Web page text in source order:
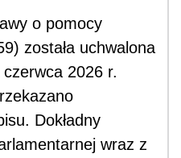
o pomocy
została uchwalona
2026 r.
Dokładny
wraz z